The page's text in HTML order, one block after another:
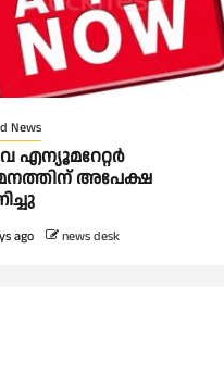
News
എന്യൂമറേറ്റർ
അപേക്ഷ
ago news desk